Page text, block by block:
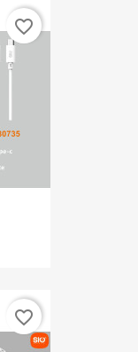
favorite_border
favorite_border